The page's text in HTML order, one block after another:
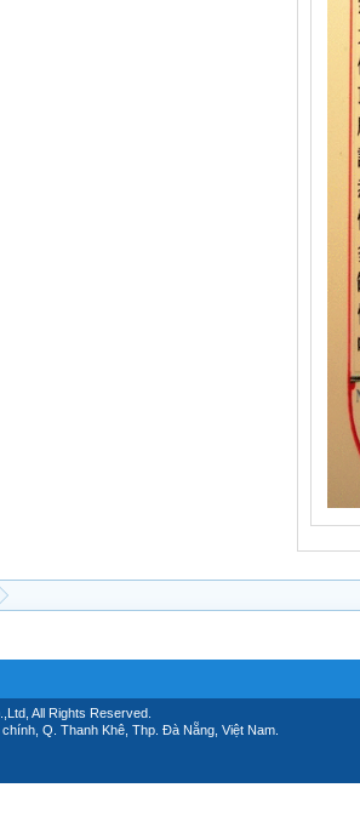
All Rights Reserved.
Q. Thanh Khê, Thp. Đà Nẵng, Việt Nam.